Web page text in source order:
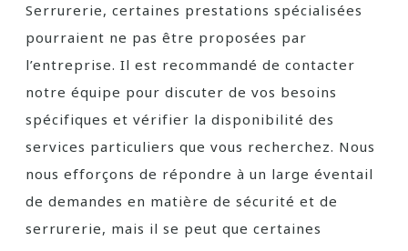
Serrurerie, certaines prestations spécialisées
pourraient ne pas être proposées par
l’entreprise. Il est recommandé de contacter
notre équipe pour discuter de vos besoins
spécifiques et vérifier la disponibilité des
services particuliers que vous recherchez. Nous
nous efforçons de répondre à un large éventail
de demandes en matière de sécurité et de
serrurerie, mais il se peut que certaines